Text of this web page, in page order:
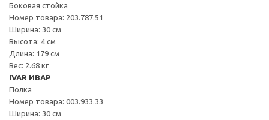
Боковая стойка
Номер товара: 203.787.51
Ширина: 30 см
Высота: 4 см
Длина: 179 см
Вес: 2.68 кг
IVAR ИВАР
Полка
Номер товара: 003.933.33
Ширина: 30 см